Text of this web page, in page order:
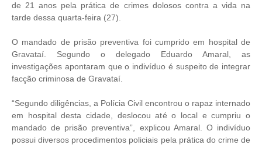
de 21 anos pela prática de crimes dolosos contra a vida na
tarde dessa quarta-feira (27).
O mandado de prisão preventiva foi cumprido em hospital de
Gravataí. Segundo o delegado Eduardo Amaral, as
investigações apontaram que o indivíduo é suspeito de integrar
facção criminosa de Gravataí.
“Segundo diligências, a Polícia Civil encontrou o rapaz internado
em hospital desta cidade, deslocou até o local e cumpriu o
mandado de prisão preventiva”, explicou Amaral. O indivíduo
possui diversos procedimentos policiais pela prática do crime de